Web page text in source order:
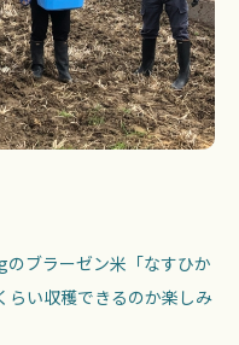
ブラーゼン米「なすひか
らい収穫できるのか楽しみ